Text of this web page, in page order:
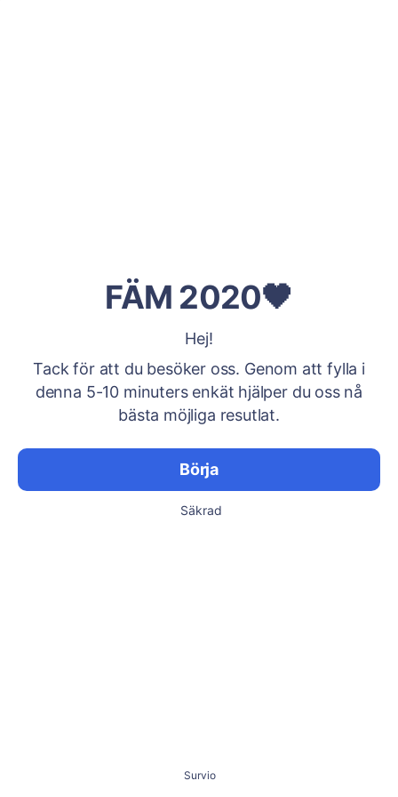
FÄM 2020🖤
Hej!
Tack för att du besöker oss. Genom att fylla i
denna 5-10 minuters enkät hjälper du oss nå
bästa möjliga resutlat.
Börja
Säkrad
Survio